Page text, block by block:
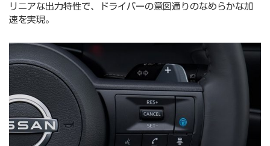
リニアな出力特性で、ドライバーの意図通りのなめらかな加
速を実現。